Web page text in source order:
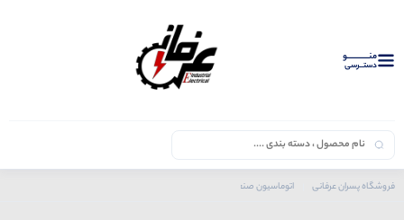
منــــــــــــو
دستــرسی
فروشگاه پسران عرفانی اتوماسیون صنعتی